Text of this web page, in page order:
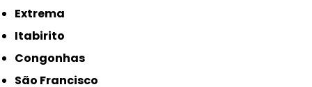
Extrema
Itabirito
Congonhas
São Francisco